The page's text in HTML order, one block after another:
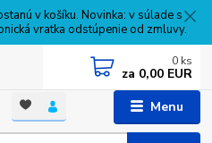
v košíku. Novinka: v súlade s
vratka odstúpenie od zmluvy.
Menu
0 ks
za 0,00 EUR